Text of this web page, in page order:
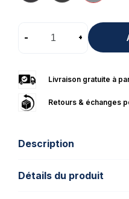
- +
Livraison gratuite à
Retours & échanges
Description
Détails du produit